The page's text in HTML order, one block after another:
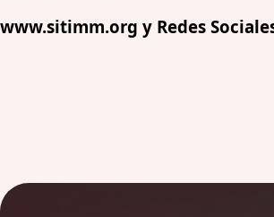
www.sitimm.org y Redes